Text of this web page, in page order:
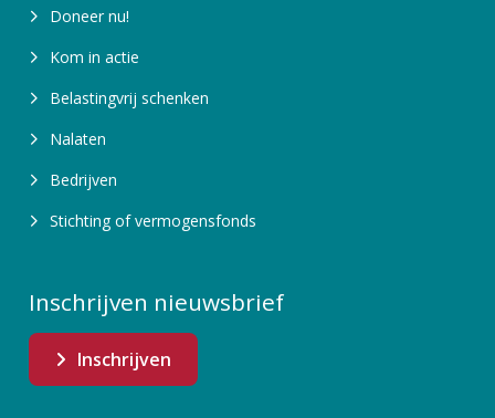
Doneer nu!
Kom in actie
Belastingvrij schenken
Nalaten
Bedrijven
Stichting of vermogensfonds
Inschrijven nieuwsbrief
Inschrijven